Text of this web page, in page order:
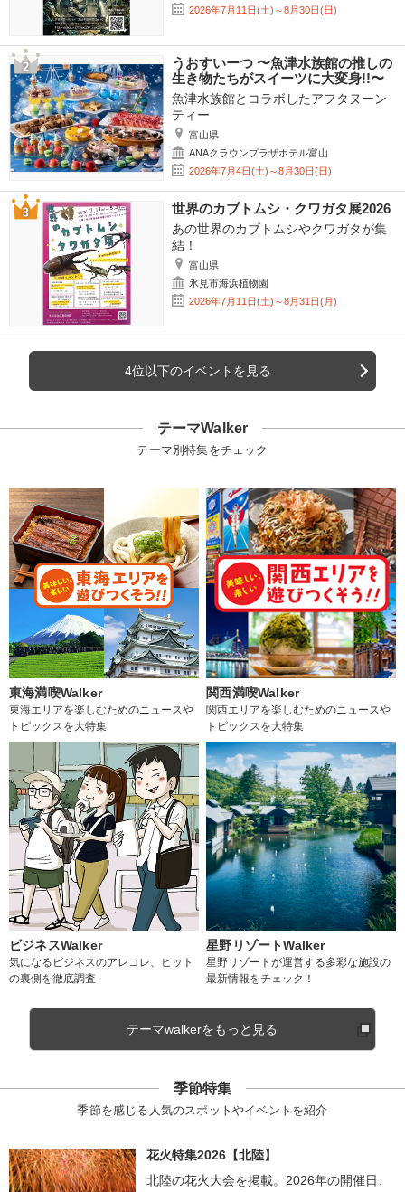
2026年7月11日(土)～8月30日(日)
うおすいーつ 〜魚津水族館の推しの
生き物たちがスイーツに大変身!!〜
魚津水族館とコラボしたアフタヌーン
ティー
富山県
ANAクラウンプラザホテル富山
2026年7月4日(土)～8月30日(日)
世界のカブトムシ・クワガタ展2026
あの世界のカブトムシやクワガタが集
結！
富山県
氷見市海浜植物園
2026年7月11日(土)～8月31日(月)
4位以下のイベントを見る
テーマWalker
テーマ別特集をチェック
東海満喫Walker
東海エリアを楽しむためのニュースや
トピックスを大特集
関西満喫Walker
関西エリアを楽しむためのニュースや
トピックスを大特集
ビジネスWalker
気になるビジネスのアレコレ、ヒット
の裏側を徹底調査
星野リゾートWalker
星野リゾートが運営する多彩な施設の
最新情報をチェック！
テーマwalkerをもっと見る
季節特集
季節を感じる人気のスポットやイベントを紹介
花火特集2026【北陸】
北陸の花火大会を掲載。2026年の開催日、